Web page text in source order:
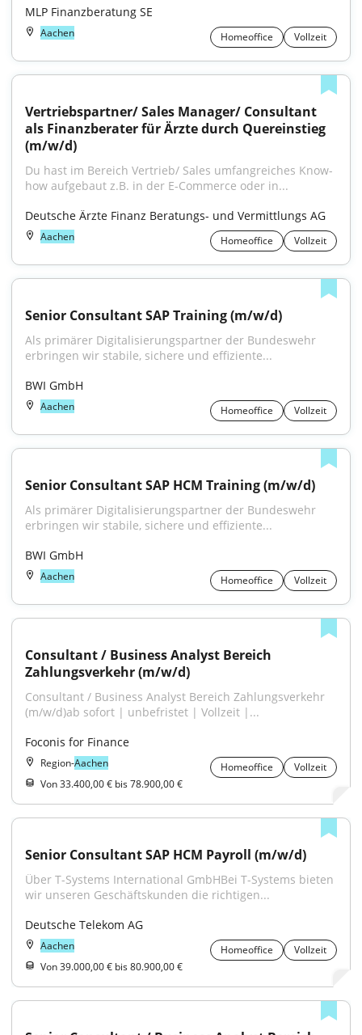
MLP Finanzberatung SE
Aachen Homeoffice Vollzeit
Vertriebspartner/ Sales Manager/ Consultant
als Finanzberater für Ärzte durch Quereinstieg
(m/w/d)
Du hast im Bereich Vertrieb/ Sales umfangreiches Know-
how aufgebaut z.B. in der E-Commerce oder in...
Deutsche Ärzte Finanz Beratungs- und Vermittlungs AG
Aachen Homeoffice Vollzeit
Senior Consultant SAP Training (m/w/d)
Als primärer Digitalisierungspartner der Bundeswehr
erbringen wir stabile, sichere und effiziente...
BWI GmbH
Aachen Homeoffice Vollzeit
Senior Consultant SAP HCM Training (m/w/d)
Als primärer Digitalisierungspartner der Bundeswehr
erbringen wir stabile, sichere und effiziente...
BWI GmbH
Aachen Homeoffice Vollzeit
Consultant / Business Analyst Bereich
Zahlungsverkehr (m/w/d)
Consultant / Business Analyst Bereich Zahlungsverkehr
(m/w/d)ab sofort | unbefristet | Vollzeit |...
Foconis for Finance
Region-Aachen Homeoffice
Vollzeit
Von 33.400,00 € bis 78.900,00 €
Senior Consultant SAP HCM Payroll (m/w/d)
Über T-Systems International GmbHBei T-Systems bieten
wir unseren Geschäftskunden die richtigen...
Deutsche Telekom AG
Aachen Homeoffice
Vollzeit
Von 39.000,00 € bis 80.900,00 €